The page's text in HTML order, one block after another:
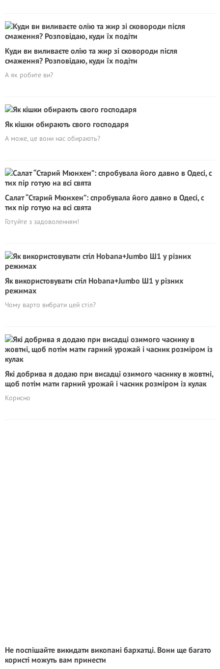
Куди ви виливаєте олію та жир зі сковороди після
смаження? Розповідаю, куди їх подіти
А як робите ви?
Як кішки обирають свого господаря
А може, це вони нас обирають?
Салат “Старий Мюнхен”: спробувала його давно в Одесі, с
тих пір готую на всі свята
Готуйте з задоволенням!
Як використовувати стіл Hobana+Jumbo Ш1 у різних
режимах
Чому варто вибрати цей стіл?
Які добрива я додаю при висадці озимого часнику в жовтні,
щоб потім мати гарний урожай і часник розміром із кулак
Корисно
Не поспішайте викидати викопані бархатці. Вони ще багато
користі можуть вам принести